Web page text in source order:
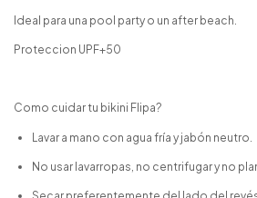
Ideal para una pool party o un after beach.
Proteccion UPF+50
Como cuidar tu bikini Flipa?
Lavar a mano con agua fría y jabón neutro.
No usar lavarropas, no centrifugar y no